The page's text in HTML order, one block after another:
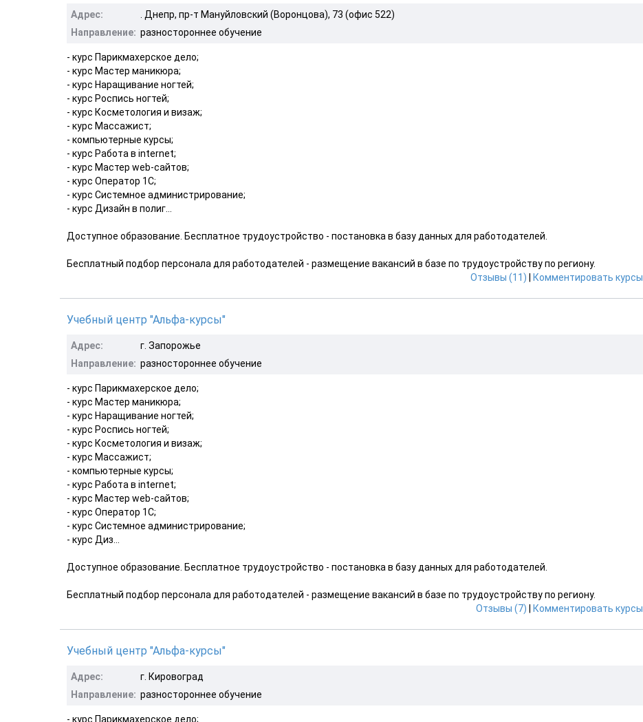
Адрес:
. Днепр, пр-т Мануйловский (Воронцова), 73 (офис 522)
Направление: разностороннее обучение
- курс Парикмахерское дело;
- курс Мастер маникюра;
- курс Наращивание ногтей;
- курс Роспись ногтей;
- курс Косметология и визаж;
- курс Массажист;
- компьютерные курсы;
- курс Работа в internet;
- курс Мастер web-сайтов;
- курс Оператор 1С;
- курс Системное администрирование;
- курс Дизайн в полиг...
Доступное образование. Бесплатное трудоустройство - постановка в базу данных для работодателей.
Бесплатный подбор персонала для работодателей - размещение вакансий в базе по трудоустройству по региону.
Отзывы (11)
Комментировать курсы
Учебный центр "Альфа-курсы"
Адрес:
г. Запорожье
Направление: разностороннее обучение
- курс Парикмахерское дело;
- курс Мастер маникюра;
- курс Наращивание ногтей;
- курс Роспись ногтей;
- курс Косметология и визаж;
- курс Массажист;
- компьютерные курсы;
- курс Работа в internet;
- курс Мастер web-сайтов;
- курс Оператор 1С;
- курс Системное администрирование;
- курс Диз...
Доступное образование. Бесплатное трудоустройство - постановка в базу данных для работодателей.
Бесплатный подбор персонала для работодателей - размещение вакансий в базе по трудоустройству по региону.
Отзывы (7)
Комментировать курсы
Учебный центр "Альфа-курсы"
Адрес:
г. Кировоград
Направление: разностороннее обучение
- курс Парикмахерское дело;